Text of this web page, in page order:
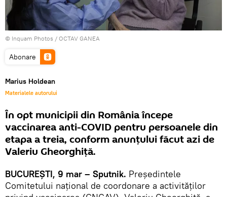
© Inquam Photos / OCTAV GANEA
Abonare
Marius Holdean
Materialele autorului
În opt municipii din România începe
vaccinarea anti-COVID pentru persoanele din
etapa a treia, conform anunțului făcut azi de
Valeriu Gheorghiță.
BUCUREȘTI, 9 mar – Sputnik. Președintele
Comitetului național de coordonare a activităților